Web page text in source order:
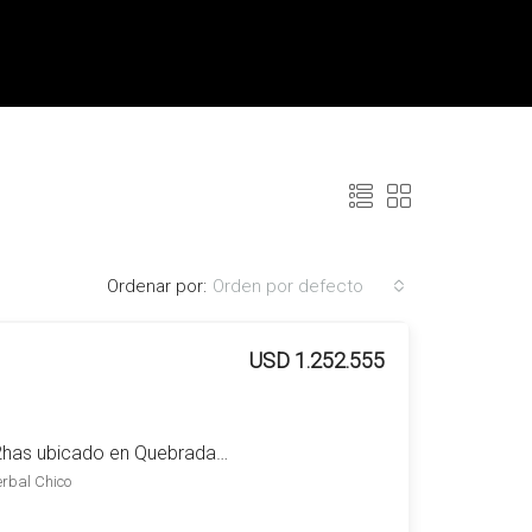
Ordenar por: Orden por defecto
Campo en venta de 512has ubicado en Quebrada de Los Cuervos – Treinta y Tres
USD 1.252.555
Chico